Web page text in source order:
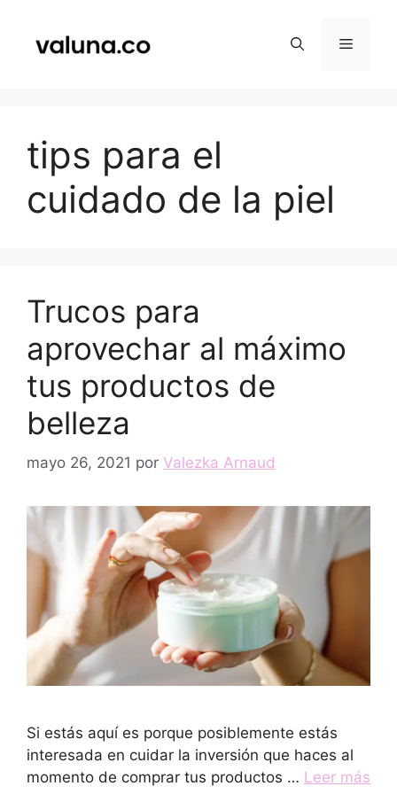
contenido
Menú
tips para el
cuidado de la piel
Trucos para
aprovechar al máximo
tus productos de
belleza
mayo 26, 2021 por Valezka Arnaud
Si estás aquí es porque posiblemente estás
interesada en cuidar la inversión que haces al
momento de comprar tus productos … Leer más